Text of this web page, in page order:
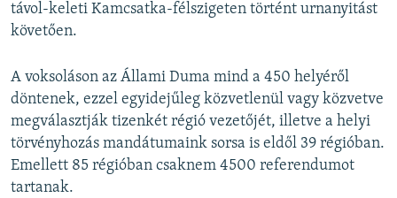
távol-keleti Kamcsatka-félszigeten történt urnanyitást
követően.
A voksoláson az Állami Duma mind a 450 helyéről
döntenek, ezzel egyidejűleg közvetlenül vagy közvetve
megválasztják tizenkét régió vezetőjét, illetve a helyi
törvényhozás mandátumaink sorsa is eldől 39 régióban.
Emellett 85 régióban csaknem 4500 referendumot
tartanak.